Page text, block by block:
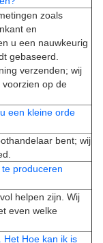
zoals
en
u een nauwkeurig
gebaseerd.
verzenden; wij
op de
een kleine orde
bent; wij
produceren
helpen zijn. Wij
even welke
Het Hoe kan ik is